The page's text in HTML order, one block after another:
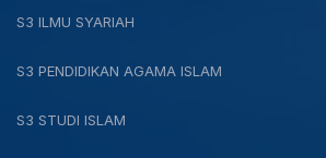
S3 ILMU SYARIAH
S3 PENDIDIKAN AGAMA ISLAM
S3 STUDI ISLAM